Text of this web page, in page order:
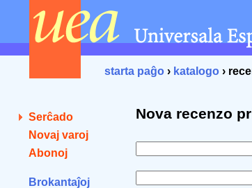
starta paĝo › katalogo ›
Serĉado
Novaj varoj
Abonoj
Brokantaĵoj
Nova recenzo